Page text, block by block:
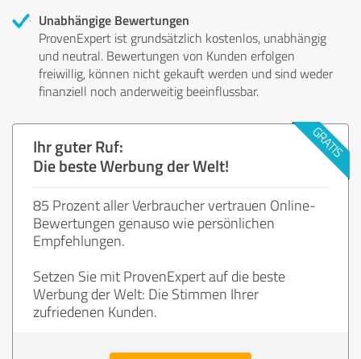
Unabhängige Bewertungen
ProvenExpert ist grundsätzlich kostenlos, unabhängig
und neutral. Bewertungen von Kunden erfolgen
freiwillig, können nicht gekauft werden und sind weder
finanziell noch anderweitig beeinflussbar.
Ihr guter Ruf:
Die beste Werbung der Welt!
85 Prozent aller Verbraucher vertrauen Online-
Bewertungen genauso wie persönlichen
Empfehlungen.
Setzen Sie mit ProvenExpert auf die beste
Werbung der Welt: Die Stimmen Ihrer
zufriedenen Kunden.